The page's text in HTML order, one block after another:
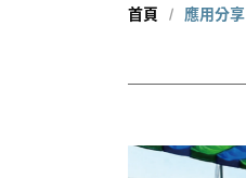
首頁 應用分享